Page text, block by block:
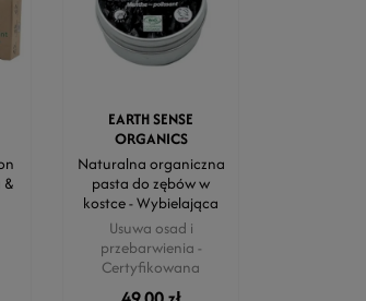
&
EARTH SENSE
ORGANICS
Naturalna organiczna
pasta do zębów w
kostce - Wybielająca
Usuwa osad i
przebarwienia -
Certyfikowana